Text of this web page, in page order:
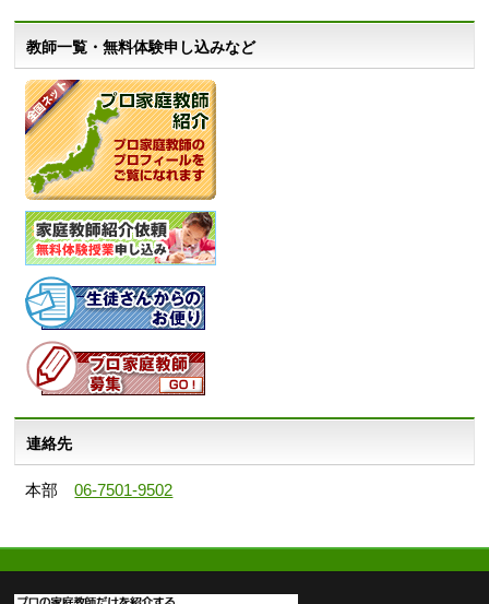
教師一覧・無料体験申し込みなど
連絡先
本部06-7501-9502